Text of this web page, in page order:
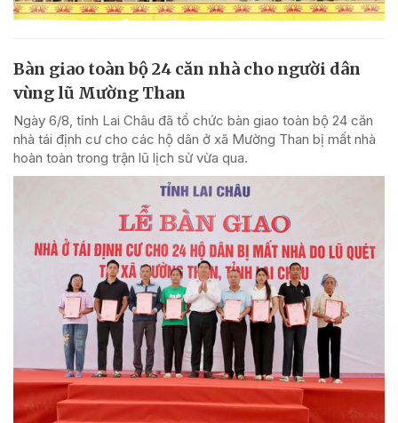
Bàn giao toàn bộ 24 căn nhà cho người dân
vùng lũ Mường Than
Ngày 6/8, tỉnh Lai Châu đã tổ chức bàn giao toàn bộ 24 căn
nhà tái định cư cho các hộ dân ở xã Mường Than bị mất nhà
hoàn toàn trong trận lũ lịch sử vừa qua.